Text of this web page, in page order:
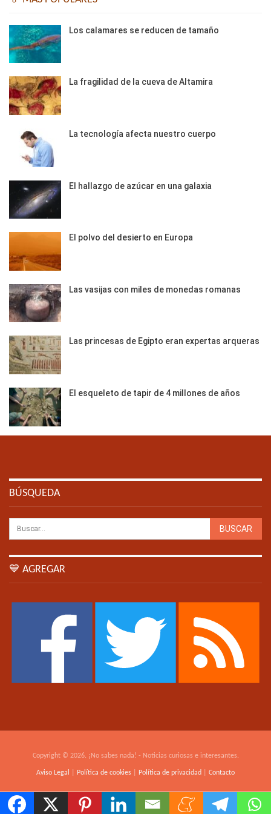
Los calamares se reducen de tamaño
La fragilidad de la cueva de Altamira
La tecnología afecta nuestro cuerpo
El hallazgo de azúcar en una galaxia
El polvo del desierto en Europa
Las vasijas con miles de monedas romanas
Las princesas de Egipto eran expertas arqueras
El esqueleto de tapir de 4 millones de años
BÚSQUEDA
💙 AGREGAR
Copyright © 2026. ¡No sabes nada! - Noticias curiosas e interesantes.
Aviso Legal Política de cookies Política de privacidad Contacto